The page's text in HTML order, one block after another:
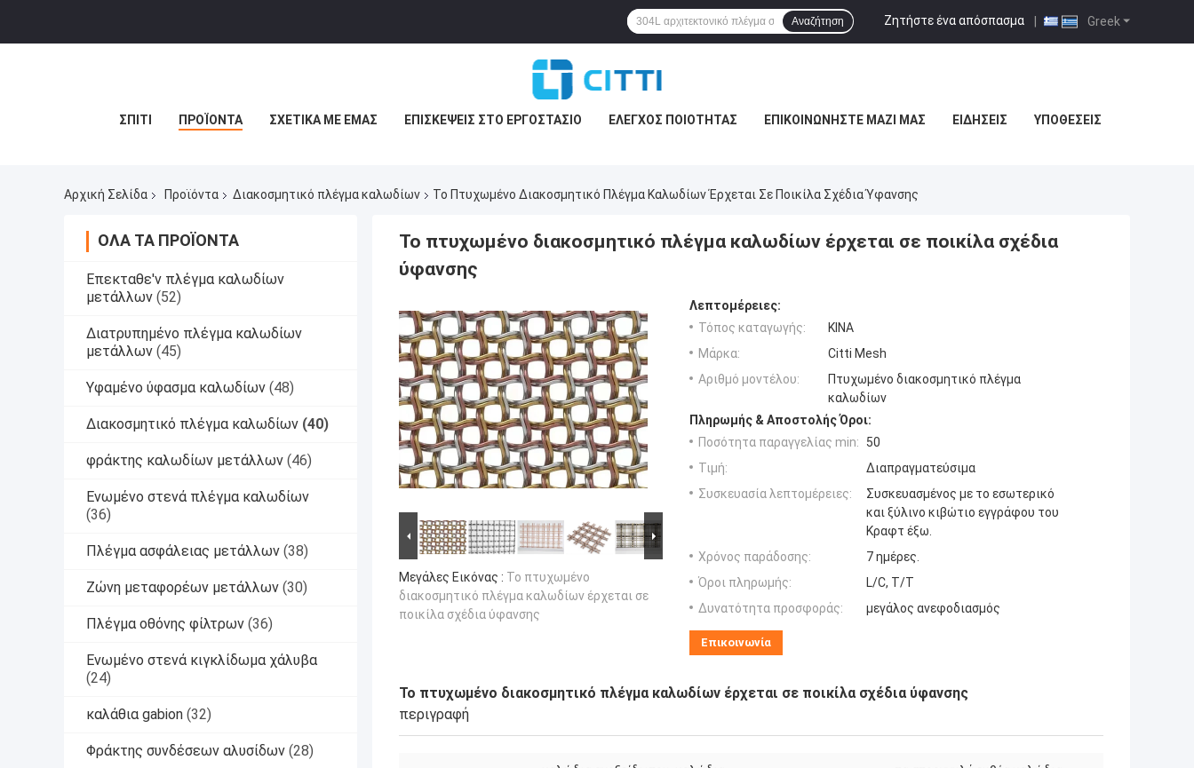
Greek
Ζητήστε ένα απόσπασμα |
Αναζήτηση
ΣΠΊΤΙ ΠΡΟΪΌΝΤΑ ΣΧΕΤΙΚΆ ΜΕ ΕΜΆΣ ΕΠΙΣΚΈΨΕΙΣ ΣΤΟ ΕΡΓΟΣΤΆΣΙΟ ΈΛΕΓΧΟΣ ΠΟΙΌΤΗΤΑΣ ΕΠΙΚΟΙΝΩΝΉΣΤΕ ΜΑΖΊ ΜΑΣ ΕΙΔΉΣΕΙΣ ΥΠΟΘΈΣΕΙΣ
Αρχική Σελίδα Προϊόντα Διακοσμητικό πλέγμα καλωδίων Το Πτυχωμένο Διακοσμητικό Πλέγμα Καλωδίων Έρχεται Σε Ποικίλα Σχέδια Ύφανσης
ΌΛΑ ΤΑ ΠΡΟΪΌΝΤΑ
Επεκταθε'ν πλέγμα καλωδίων
μετάλλων (52)
Διατρυπημένο πλέγμα καλωδίων
μετάλλων (45)
Υφαμένο ύφασμα καλωδίων (48)
Διακοσμητικό πλέγμα καλωδίων (40)
φράκτης καλωδίων μετάλλων (46)
Ενωμένο στενά πλέγμα καλωδίων
(36)
Πλέγμα ασφάλειας μετάλλων (38)
Ζώνη μεταφορέων μετάλλων (30)
Πλέγμα οθόνης φίλτρων (36)
Ενωμένο στενά κιγκλίδωμα χάλυβα
(24)
καλάθια gabion (32)
Φράκτης συνδέσεων αλυσίδων (28)
Το πτυχωμένο διακοσμητικό πλέγμα καλωδίων έρχεται σε ποικίλα σχέδια
ύφανσης
Μεγάλες Εικόνας : Το πτυχωμένο
διακοσμητικό πλέγμα καλωδίων έρχεται σε
ποικίλα σχέδια ύφανσης
Λεπτομέρειες:
Τόπος καταγωγής:
ΚΙΝΑ
Μάρκα:
Citti Mesh
Αριθμό μοντέλου:
Πτυχωμένο διακοσμητικό πλέγμα
καλωδίων
Πληρωμής & Αποστολής Όροι:
Ποσότητα παραγγελίας min:
50
Τιμή:
Διαπραγματεύσιμα
Συσκευασία λεπτομέρειες:
Συσκευασμένος με το εσωτερικό
και ξύλινο κιβώτιο εγγράφου του
Κραφτ έξω.
Χρόνος παράδοσης:
7 ημέρες.
Όροι πληρωμής:
L/C, T/T
Δυνατότητα προσφοράς:
μεγάλος ανεφοδιασμός
Επικοινωνία
Το πτυχωμένο διακοσμητικό πλέγμα καλωδίων έρχεται σε ποικίλα σχέδια ύφανσης
περιγραφή